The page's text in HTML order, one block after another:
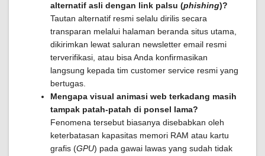
alternatif asli dengan link palsu (phishing)?
Tautan alternatif resmi selalu dirilis secara
transparan melalui halaman beranda situs utama,
dikirimkan lewat saluran newsletter email resmi
terverifikasi, atau bisa Anda konfirmasikan
langsung kepada tim customer service resmi yang
bertugas.
Mengapa visual animasi web terkadang masih
tampak patah-patah di ponsel lama?
Fenomena tersebut biasanya disebabkan oleh
keterbatasan kapasitas memori RAM atau kartu
grafis (GPU) pada gawai lawas yang sudah tidak